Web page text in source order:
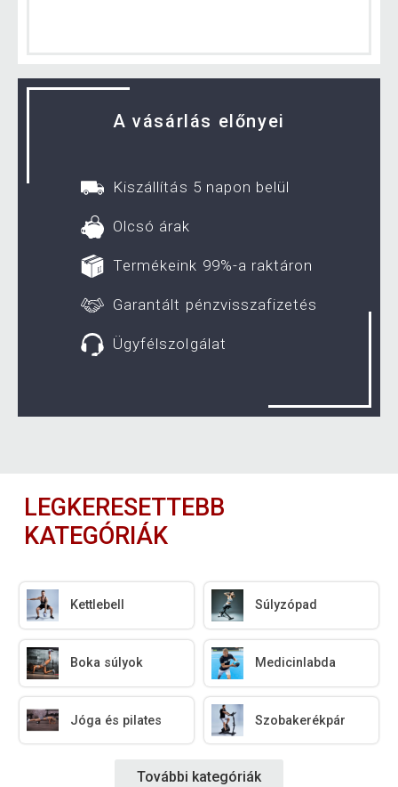
A vásárlás előnyei
Kiszállítás 5 napon belül
Olcsó árak
Termékeink 99%-a raktáron
Garantált pénzvisszafizetés
Ügyfélszolgálat
LEGKERESETTEBB
KATEGÓRIÁK
Kettlebell Súlyzópad
Boka súlyok Medicinlabda
Jóga és pilates Szobakerékpár
További kategóriák